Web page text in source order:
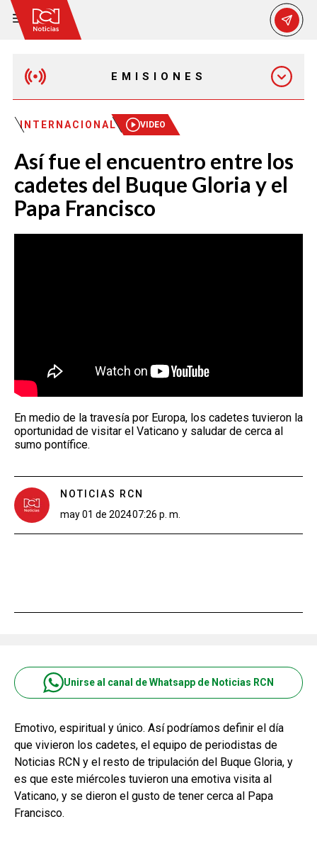
EMISIONES
MAÑANA EXPRESS
EMISIÓN 12:30 PM
EMISIÓN 7:00 PM
INTERNACIONAL VIDEO
Así fue el encuentro entre los
cadetes del Buque Gloria y el
Papa Francisco
En medio de la travesía por Europa, los cadetes tuvieron la
oportunidad de visitar el Vaticano y saludar de cerca al
sumo pontífice.
NOTICIAS RCN
may 01 de 202407:26 p. m.
Unirse al canal de Whatsapp de Noticias RCN
Emotivo, espiritual y único. Así podríamos definir el día
que vivieron los cadetes, el equipo de periodistas de
Noticias RCN y el resto de tripulación del Buque Gloria, y
es que este miércoles tuvieron una emotiva visita al
Vaticano, y se dieron el gusto de tener cerca al Papa
Francisco.